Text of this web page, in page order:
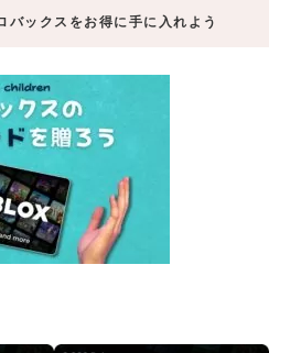
バックスをお得に手に入れよう